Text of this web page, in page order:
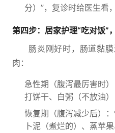
分）”，复诊时给医生看
第四步：居家护理“吃对饭”
肠炎刚好时，肠道黏
肉：
急性期（腹泻最厉害时
打饼干、白粥（不放油）
恢复期（腹泻减少后）
卜泥（煮烂的）、蒸苹